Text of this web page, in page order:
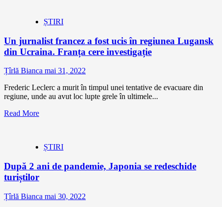
ȘTIRI
Un jurnalist francez a fost ucis în regiunea Lugansk
din Ucraina. Franța cere investigație
Țîrlă Bianca mai 31, 2022
Frederic Leclerc a murit în timpul unei tentative de evacuare din
regiune, unde au avut loc lupte grele în ultimele...
Read More
ȘTIRI
După 2 ani de pandemie, Japonia se redeschide
turiștilor
Țîrlă Bianca mai 30, 2022